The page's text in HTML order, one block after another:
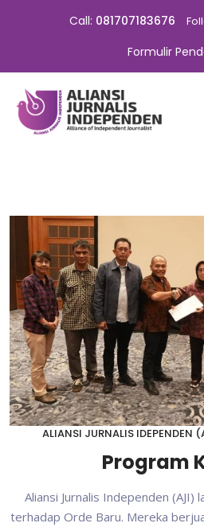
Call: 081707183676
Formulir
ALIANSI JURNALIS IDEPENDEN
Program
Aliansi Jurnalis Independen (AJI)
terhadap Orde Baru. Mereka